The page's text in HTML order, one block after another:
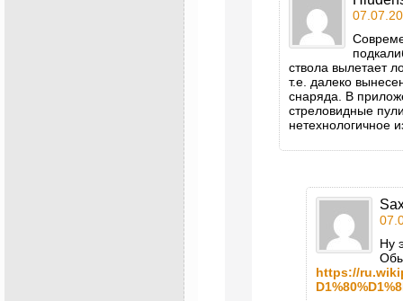
ствола вылетает
т.е. далеко
снаряда. В
стреловидные
нетехнологичное
Ну
https://